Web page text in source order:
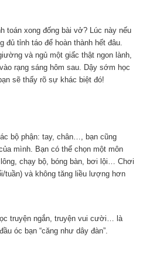
toán xong đống bài vở? Lúc này nếu
đủ tỉnh táo để hoàn thành hết đâu.
và ngủ một giấc thật ngon lành,
rạng sáng hôm sau. Dậy sớm học
sẽ thấy rõ sự khác biệt đó!
bộ phận: tay, chân…, bạn cũng
mình. Bạn có thể chọn một môn
chạy bộ, bóng bàn, bơi lội… Chơi
tuần) và không tăng liều lượng hơn
truyện ngắn, truyện vui cười… là
óc bạn “căng như dây đàn”.